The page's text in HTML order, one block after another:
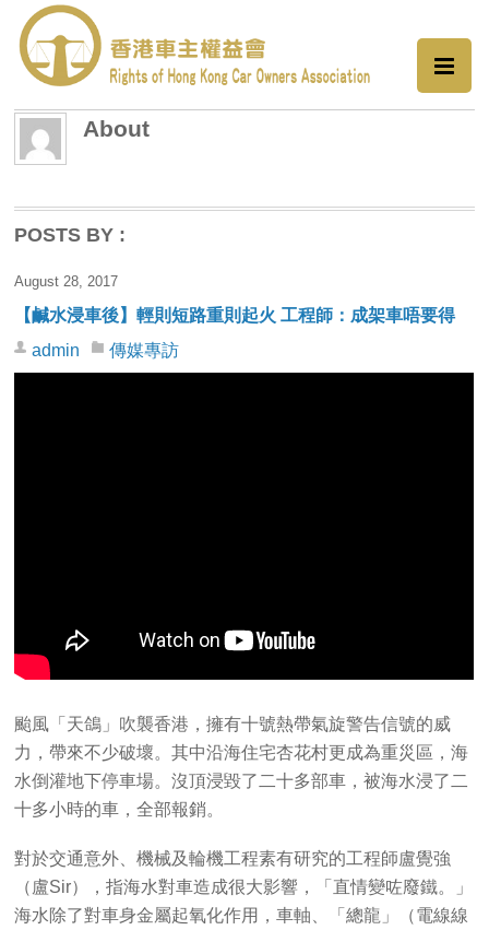
About
POSTS BY :
August 28, 2017
【鹹水浸車後】輕則短路重則起火 工程師：成架車唔要得
admin
傳媒專訪
颱風「天鴿」吹襲香港，擁有十號熱帶氣旋警告信號的威
力，帶來不少破壞。其中沿海住宅杏花村更成為重災區，海
水倒灌地下停車場。沒頂浸毀了二十多部車，被海水浸了二
十多小時的車，全部報銷。
對於交通意外、機械及輪機工程素有研究的工程師盧覺強
（盧Sir），指海水對車造成很大影響，「直情變咗廢鐵。」
海水除了對車身金屬起氧化作用，車軸、「總龍」（電線線